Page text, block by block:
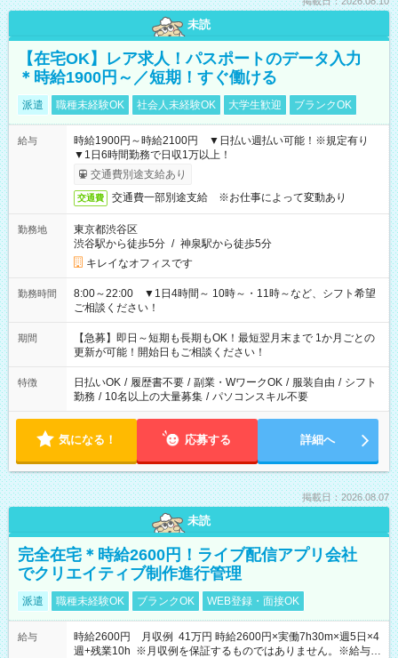
未読
【在宅OK】レア求人！パスポートのデータ入力
＊時給1900円～／短期！すぐ働ける
派遣 職種未経験OK 社会人未経験OK 大学生歓迎 ブランクOK
給与
時給1900円～時給2100円 ▼日払い週払い可能！※規定有り
▼1日6時間勤務で日収1万以上！
交通費別途支給あり
交通費 交通費一部別途支給 ※お仕事によって変動あり
勤務地
東京都渋谷区
渋谷駅から徒歩5分 / 神泉駅から徒歩5分
キレイなオフィスです
勤務時間
8:00～22:00 ▼1日4時間～ 10時～・11時～など、シフト希望
ご相談ください！
期間
【急募】即日～短期も長期もOK！最短翌月末まで 1か月ごとの
更新が可能！開始日もご相談ください！
特徴 日払いOK / 履歴書不要 / 副業・WワークOK / 服装自由 / シフト
勤務 / 10名以上の大量募集 / パソコンスキル不要
気になる！ 応募する 詳細へ
掲載日：2026.08.07
未読
完全在宅＊時給2600円！ライブ配信アプリ会社
でクリエイティブ制作進行管理
派遣 職種未経験OK ブランクOK WEB登録・面接OK
給与
時給2600円 月収例 41万円 時給2600円×実働7h30m×週5日×4
週+残業10h ※月収例を保証するものではありません。※給与即